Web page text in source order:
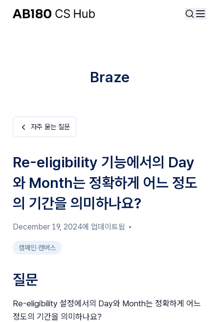
Braze
자주 묻는 질문
Re-eligibility 기능에서의 Day
와 Month는 정확하게 어느 정도
의 기간을 의미하나요?
December 19, 2024에 업데이트됨
캠페인∙캔버스
질문
Re-eligibility 설정에서의 Day와 Month는 정확하게 어느
정도의 기간을 의미하나요?